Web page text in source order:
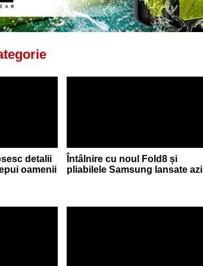
detalii
oamenii
Întâlnire cu noul Fold8 și
pliabilele Samsung lansate azi